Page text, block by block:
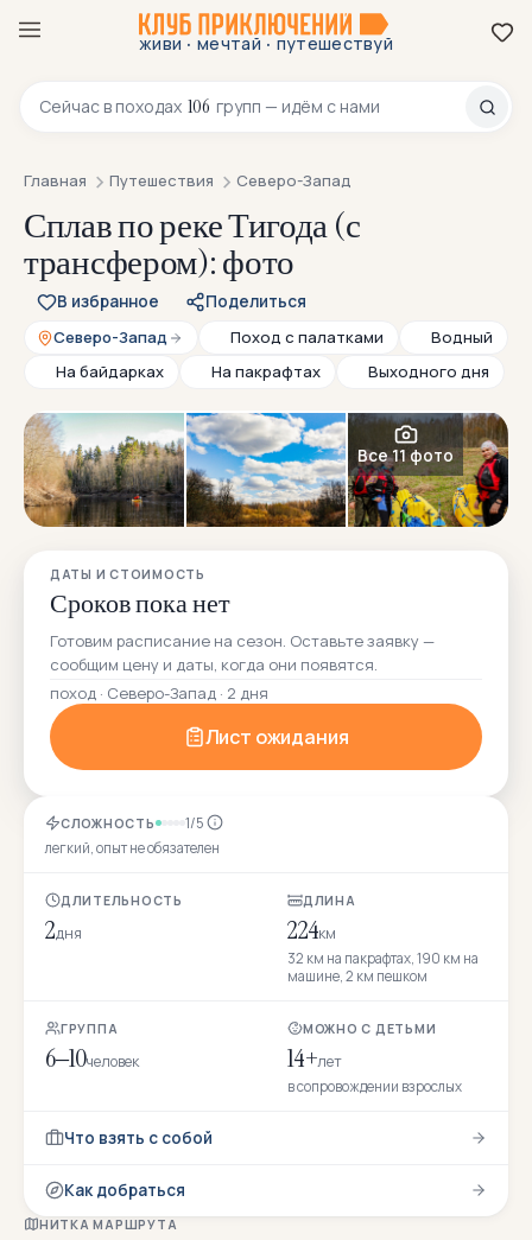
живи · мечтай · путешествуй
Сейчас в походах 106 групп — идём с нами
8 800 200-70-23
Главная Путешествия Северо-Запад
Сплав по реке Тигода (с
трансфером): фото
В избранное
Поделиться
Северо-Запад
Поход с палатками
Водный
На байдарках
На пакрафтах Выходного дня
Все 11 фото
СЛОЖНОСТЬ 1/5
легкий, опыт не обязателен
ДЛИТЕЛЬНОСТЬ
2дня
ДЛИНА
224км
32 км на пакрафтах, 190 км на
машине, 2 км пешком
ГРУППА
6–10человек
МОЖНО С ДЕТЬМИ
14+лет
в сопровождении взрослых
Что взять с собой
Как добраться
НИТКА МАРШРУТА
ДАТЫ И СТОИМОСТЬ
Сроков пока нет
Готовим расписание на сезон. Оставьте заявку —
сообщим цену и даты, когда они появятся.
поход · Северо-Запад · 2 дня
Лист ожидания